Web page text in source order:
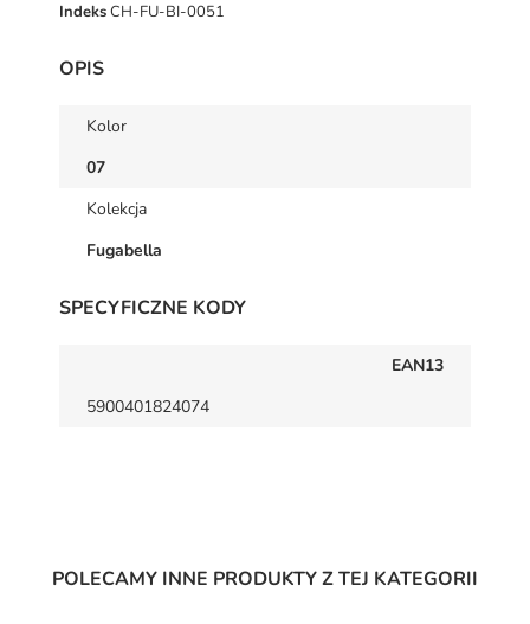
IndeksCH-FU-BI-0051
OPIS
Kolor
07
Kolekcja
Fugabella
SPECYFICZNE KODY
EAN13
5900401824074
POLECAMY INNE PRODUKTY Z TEJ KATEGORII